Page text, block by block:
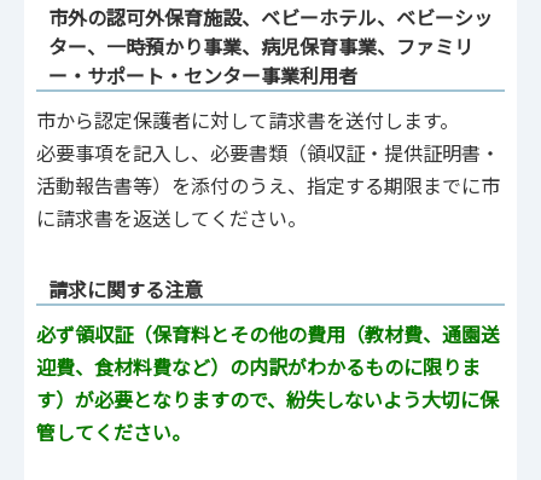
市外の認可外保育施設、ベビーホテル、ベビーシッ
ター、一時預かり事業、病児保育事業、ファミリ
ー・サポート・センター事業利用者
市から認定保護者に対して請求書を送付します。
必要事項を記入し、必要書類（領収証・提供証明書・
活動報告書等）を添付のうえ、指定する期限までに市
に請求書を返送してください。
請求に関する注意
必ず領収証（保育料とその他の費用（教材費、通園送
迎費、食材料費など）の内訳がわかるものに限りま
す）が必要となりますので、紛失しないよう大切に保
管してください。